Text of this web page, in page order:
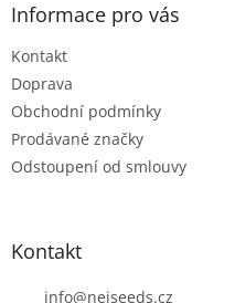
Informace pro vás
Kontakt
Doprava
Obchodní podmínky
Prodávané značky
Odstoupení od smlouvy
Kontakt
info@nejseeds.cz